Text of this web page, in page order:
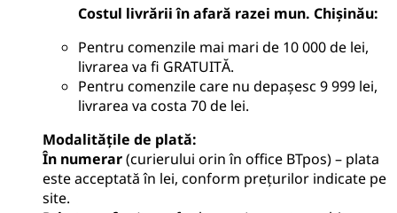
Costul livrării în afară razei mun. Chișinău:
Pentru comenzile mai mari de 10 000 de lei,
livrarea va fi GRATUITĂ.
Pentru comenzile care nu depașesc 9 999 lei,
livrarea va costa 70 de lei.
Modalitățile de plată:
În numerar(curierului orin în office BTpos) – plata
este acceptată în lei, conform prețurilor indicate pe
site.